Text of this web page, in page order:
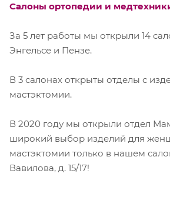
Салоны ортопедии и
За 5 лет работы мы открыли 14
Энгельсе и Пензе.
В 3 салонах открыты отделы с
мастэктомии.
В 2020 году мы открыли отдел
широкий выбор изделий для
мастэктомии только в нашем
Вавилова, д. 15/17!